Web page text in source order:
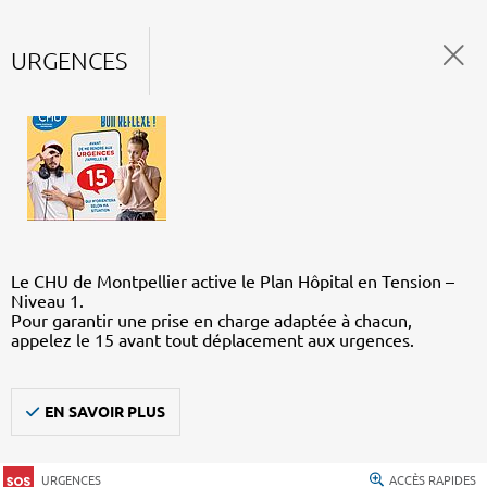
URGENCES
Le CHU de Montpellier active le Plan Hôpital en Tension –
Niveau 1.
Pour garantir une prise en charge adaptée à chacun,
appelez le 15 avant tout déplacement aux urgences.
EN SAVOIR PLUS
URGENCES ACCÈS RAPIDES